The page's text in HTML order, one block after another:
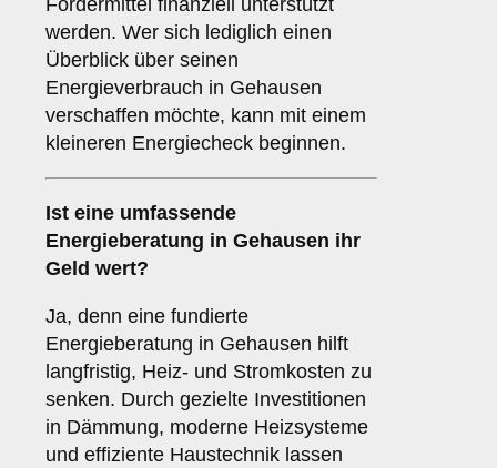
Fördermittel finanziell unterstützt
werden. Wer sich lediglich einen
Überblick über seinen
Energieverbrauch in Gehausen
verschaffen möchte, kann mit einem
kleineren Energiecheck beginnen.
Ist eine umfassende
Energieberatung in Gehausen ihr
Geld wert?
Ja, denn eine fundierte
Energieberatung in Gehausen hilft
langfristig, Heiz- und Stromkosten zu
senken. Durch gezielte Investitionen
in Dämmung, moderne Heizsysteme
und effiziente Haustechnik lassen